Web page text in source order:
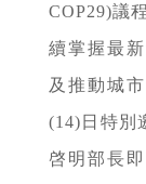
COP29)議
續掌握最
及推動城
(14)日特別
啓明部長